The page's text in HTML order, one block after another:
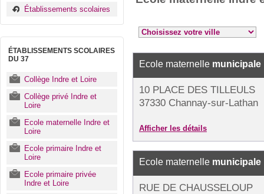
Établissements scolaires
ÉTABLISSEMENTS SCOLAIRES
DU 37
Collège Indre et Loire
Collège privé Indre et
Loire
Ecole maternelle Indre et
Loire
Ecole primaire Indre et
Loire
Ecole primaire privée
Indre et Loire
Ecole maternelle municipale
10 PLACE DES TILLEULS
37330 Channay-sur-Lathan
Afficher les détails
Ecole maternelle municipale
RUE DE CHAUSSELOUP